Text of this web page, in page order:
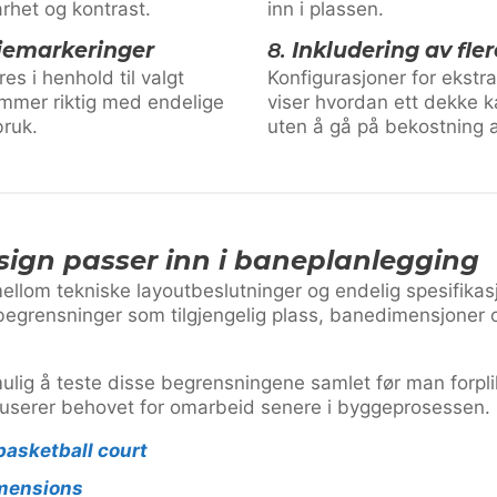
og kontrast.
i henhold til valgt
riktig med endelige
inn i plassen.
8. Inkludering av
Konfigurasjoner for
viser hvordan ett dekke
uten å gå på bekostning
passer inn i baneplanlegging
tekniske layoutbeslutninger og endelig
som tilgjengelig plass, banedimensjoner
å teste disse begrensningene samlet før man
behovet for omarbeid senere i byggeprosessen.
court